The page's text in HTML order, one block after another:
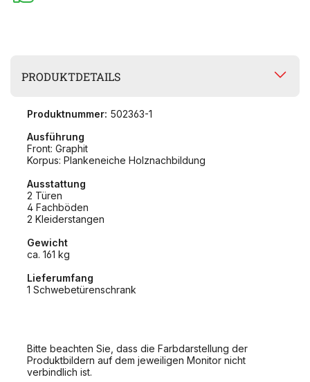
PRODUKTDETAILS
Produktnummer: 502363-1
Ausführung
Front: Graphit
Korpus: Plankeneiche Holznachbildung
Ausstattung
2 Türen
4 Fachböden
2 Kleiderstangen
Gewicht
ca. 161 kg
Lieferumfang
1 Schwebetürenschrank
Bitte beachten Sie, dass die Farbdarstellung der
Produktbildern auf dem jeweiligen Monitor nicht
verbindlich ist.